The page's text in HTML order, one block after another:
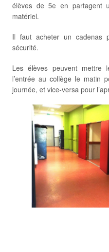
élèves de 5e en partagent
matériel.
Il faut acheter un cadenas
sécurité.
Les élèves peuvent mettre
l’entrée au collège le matin
journée, et vice-versa pour